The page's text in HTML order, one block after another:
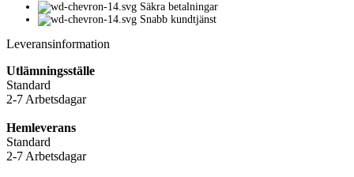
Säkra betalningar
Snabb kundtjänst
Leveransinformation
Utlämningsställe
Standard
2-7 Arbetsdagar
Hemleverans
Standard
2-7 Arbetsdagar